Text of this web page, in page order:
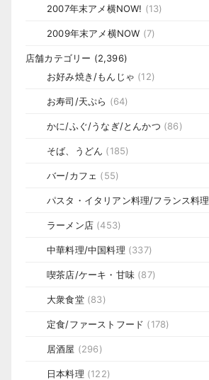
2007年末アメ横NOW! (13)
2009年末アメ横NOW (7)
店舗カテゴリー (2,396)
お好み焼き/もんじゃ (12)
お寿司/天ぷら (64)
かに/ふぐ/うなぎ/とんかつ (86)
そば、うどん (185)
バー/カフェ (55)
パスタ・イタリアン料理/フランス料理
ラーメン店 (453)
中華料理/中国料理 (337)
喫茶店/ケーキ・甘味 (87)
大衆食堂(83)
定食/ファーストフード (178)
居酒屋 (296)
日本料理 (122)